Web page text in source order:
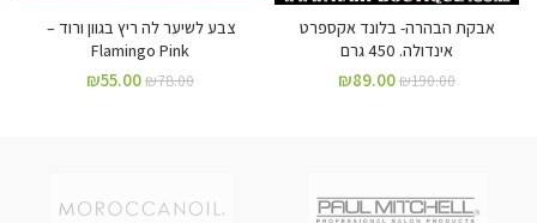
אבקת הבהרה- בלונד אקספרט
אינדולה. 450 גרם
₪190.00
₪89.00
צבע לשיער לה ריץ בגוון ורוד –
Flamingo Pink
₪78.00
₪55.00